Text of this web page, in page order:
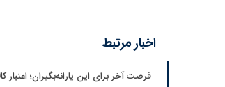
اخبار مرتبط
فرصت آخر برای این یارانه‌بگیران؛ اعتبار